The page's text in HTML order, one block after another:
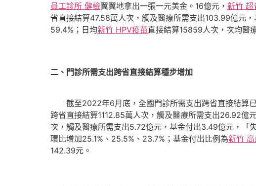
員工診所 健檢翼翼地拿出一張一元美金。16億元， 新竹 超
省直接結算47.58萬人次，觸及醫療所需支出103.99億元
59.4%；日均新竹 HPV疫苗直接結算15859人次，次均醫
二、門診所需支出跨省直接結算穩步增加
截至2022年6月底，全國門診所需支出跨省直接結算
跨省直接結算1112.85萬人次，觸及醫療所需支出26.92
次，觸及醫療所需支出5.72億元，基金付出3.49億元，「
環比增加25.1%、25.5%、23.7%；基金付出比例為新竹 高
142.39元。